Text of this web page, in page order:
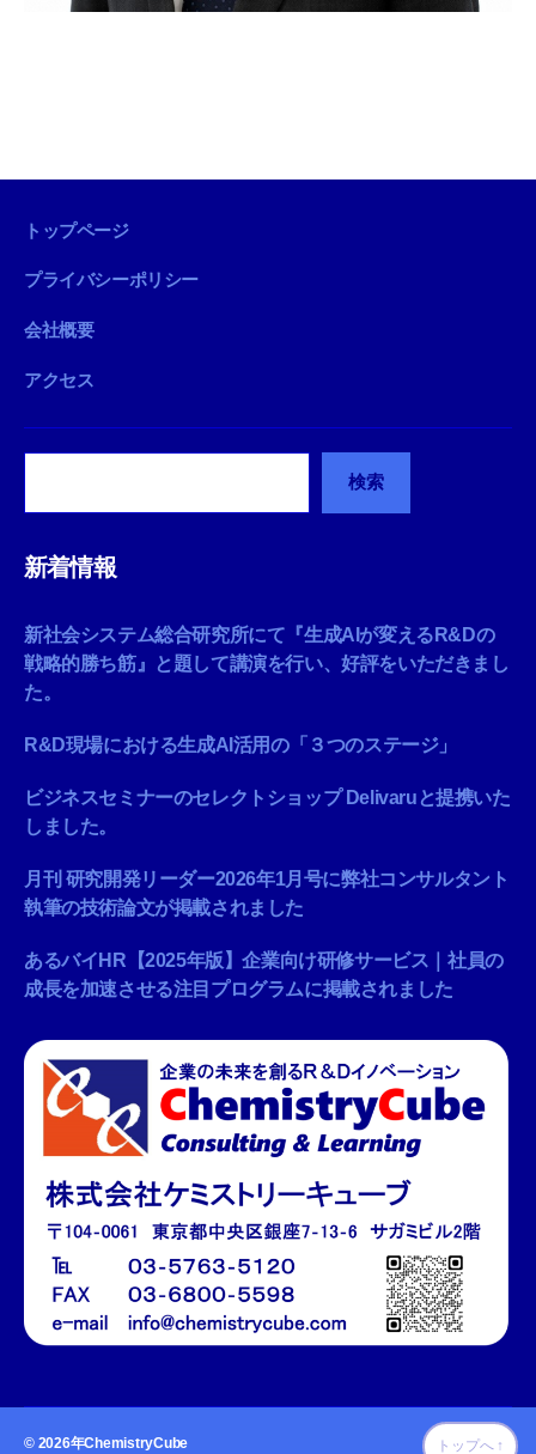
トップページ
プライバシーポリシー
会社概要
アクセス
検索
新着情報
新社会システム総合研究所にて『生成AIが変えるR&Dの
戦略的勝ち筋』と題して講演を行い、好評をいただきまし
た。
R&D現場における生成AI活用の「３つのステージ」
ビジネスセミナーのセレクトショップ Delivaruと提携いた
しました。
月刊 研究開発リーダー2026年1月号に弊社コンサルタント
執筆の技術論文が掲載されました
あるバイHR【2025年版】企業向け研修サービス｜社員の
成長を加速させる注目プログラムに掲載されました
© 2026年ChemistryCube トップへ ↑